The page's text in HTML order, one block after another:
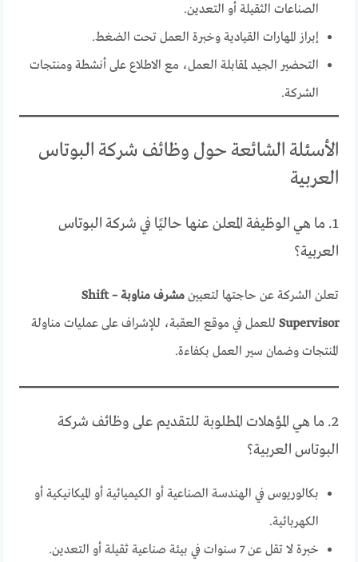
الصناعات الثقيلة أو التعدين.
إبراز المهارات القيادية وخبرة العمل تحت الضغط.
التحضير الجيد لمقابلة العمل، مع الاطلاع على أنشطة ومنتجات
الشركة.
الأسئلة الشائعة حول وظائف شركة البوتاس
العربية
1. ما هي الوظيفة المعلن عنها حاليًا في شركة البوتاس
العربية؟
تعلن الشركة عن حاجتها لتعيين
مشرف مناوبة – Shift
Supervisor للعمل في موقع العقبة، للإشراف على عمليات مناولة
المنتجات وضمان سير العمل بكفاءة.
2. ما هي المؤهلات المطلوبة للتقديم على وظائف شركة
البوتاس العربية؟
بكالوريوس في الهندسة الصناعية أو الكيميائية أو الميكانيكية أو
الكهربائية.
خبرة لا تقل عن 7 سنوات في بيئة صناعية ثقيلة أو التعدين.